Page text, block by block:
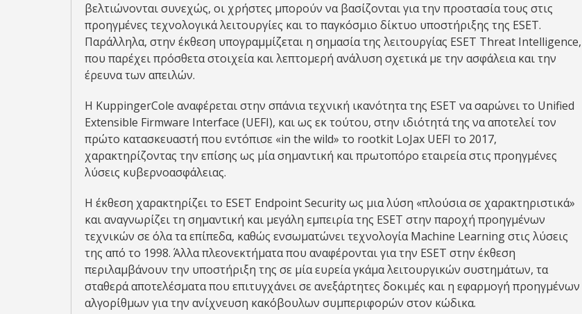
βελτιώνονται συνεχώς, οι χρήστες μπορούν να βασίζονται για την προστασία τους στις
προηγμένες τεχνολογικά λειτουργίες και το παγκόσμιο δίκτυο υποστήριξης της ESET.
Παράλληλα, στην έκθεση υπογραμμίζεται η σημασία της λειτουργίας ESET Threat Intelligence,
που παρέχει πρόσθετα στοιχεία και λεπτομερή ανάλυση σχετικά με την ασφάλεια και την
έρευνα των απειλών.
Η KuppingerCole αναφέρεται στην σπάνια τεχνική ικανότητα της ESET να σαρώνει το Unified
Extensible Firmware Interface (UEFI), και ως εκ τούτου, στην ιδιότητά της να αποτελεί τον
πρώτο κατασκευαστή που εντόπισε «in the wild» το rootkit LoJax UEFI το 2017,
χαρακτηρίζοντας την επίσης ως μία σημαντική και πρωτοπόρο εταιρεία στις προηγμένες
λύσεις κυβερνοασφάλειας.
Η έκθεση χαρακτηρίζει το ESET Endpoint Security ως μια λύση «πλούσια σε χαρακτηριστικά»
και αναγνωρίζει τη σημαντική και μεγάλη εμπειρία της ESET στην παροχή προηγμένων
τεχνικών σε όλα τα επίπεδα, καθώς ενσωματώνει τεχνολογία Machine Learning στις λύσεις
της από το 1998. Άλλα πλεονεκτήματα που αναφέρονται για την ESET στην έκθεση
περιλαμβάνουν την υποστήριξη της σε μία ευρεία γκάμα λειτουργικών συστημάτων, τα
σταθερά αποτελέσματα που επιτυγχάνει σε ανεξάρτητες δοκιμές και η εφαρμογή προηγμένων
αλγορίθμων για την ανίχνευση κακόβουλων συμπεριφορών στον κώδικα.